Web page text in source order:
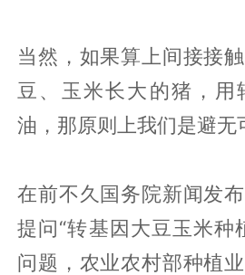
当然，如果算上间接接
豆、玉米长大的猪，用
油，那原则上我们是避无
在前不久国务院新闻发
提问“转基因大豆玉米种
问题，农业农村部种植